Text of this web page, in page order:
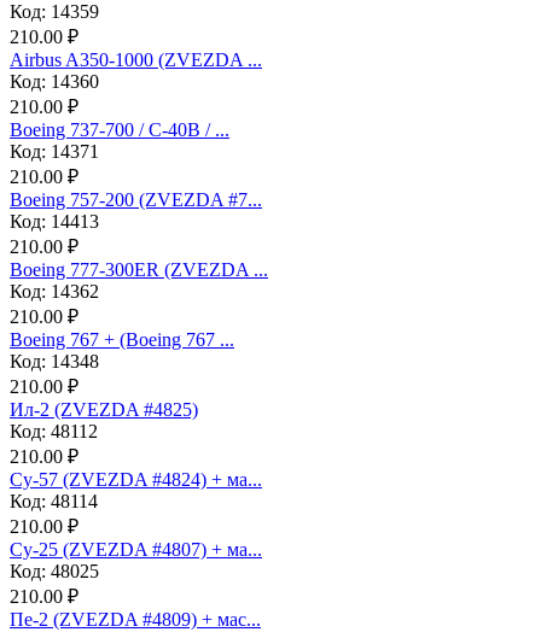
Код: 14359
210.00 ₽
Airbus A350-1000 (ZVEZDA ...
Код: 14360
210.00 ₽
Boeing 737-700 / C-40B / ...
Код: 14371
210.00 ₽
Boeing 757-200 (ZVEZDA #7...
Код: 14413
210.00 ₽
Boeing 777-300ER (ZVEZDA ...
Код: 14362
210.00 ₽
Boeing 767 + (Boeing 767 ...
Код: 14348
210.00 ₽
Ил-2 (ZVEZDA #4825)
Код: 48112
210.00 ₽
Су-57 (ZVEZDA #4824) + ма...
Код: 48114
210.00 ₽
Су-25 (ZVEZDA #4807) + ма...
Код: 48025
210.00 ₽
Пе-2 (ZVEZDA #4809) + мас...